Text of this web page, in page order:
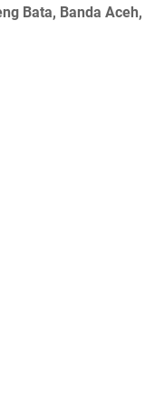
Bata, Banda